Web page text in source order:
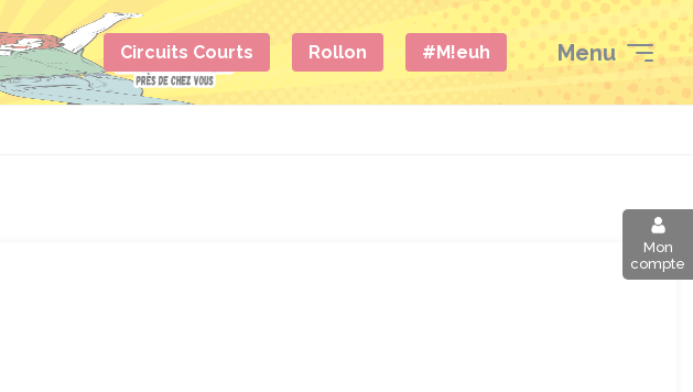
Circuits Courts Rollon #M!euh Menu
Mon
compte